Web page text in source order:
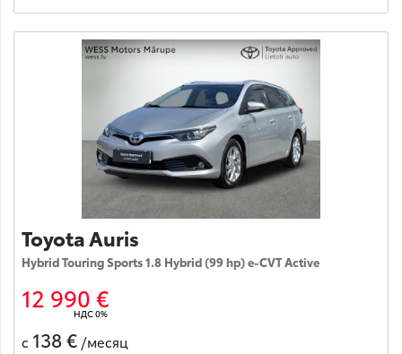
Toyota Auris
Hybrid Touring Sports 1.8 Hybrid (99 hp) e-CVT Active
12 990 €
НДС 0%
с 138 € /месяц